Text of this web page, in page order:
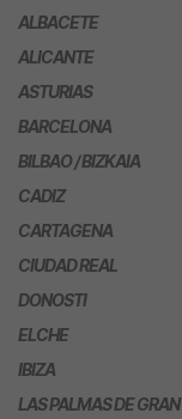
ALBACETE
ALICANTE
ASTURIAS
BARCELONA
BILBAO / BIZKAIA
CADIZ
CARTAGENA
CIUDAD REAL
DONOSTI
ELCHE
IBIZA
LAS PALMAS DE